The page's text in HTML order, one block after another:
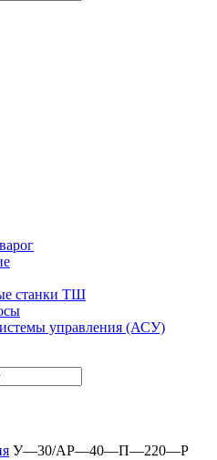
станки ТШ
управления (АСУ)
У—30/АР—40—П—220—Р